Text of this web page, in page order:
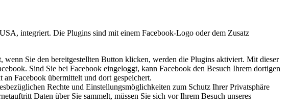
integriert. Die Plugins sind mit einem Facebook-Logo oder dem Zusatz
wenn Sie den bereitgestellten Button klicken, werden die Plugins aktiviert. Mit dieser
Sind Sie bei Facebook eingeloggt, kann Facebook den Besuch Ihrem dortigen
Facebook übermittelt und dort gespeichert.
Rechte und Einstellungsmöglichkeiten zum Schutz Ihrer Privatsphäre
Daten über Sie sammelt, müssen Sie sich vor Ihrem Besuch unseres